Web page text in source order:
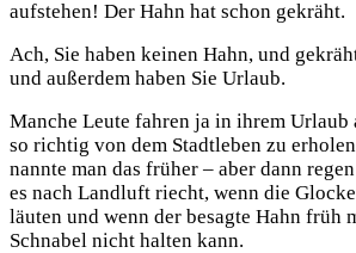
aufstehen! Der Hahn hat schon gekräht.
Ach, Sie haben keinen Hahn, und
und außerdem haben Sie Urlaub.
Manche Leute fahren ja in ihrem Urlaub
so richtig von dem Stadtleben zu
nannte man das früher – aber dann
es nach Landluft riecht, wenn die
läuten und wenn der besagte Hahn früh
Schnabel nicht halten kann.